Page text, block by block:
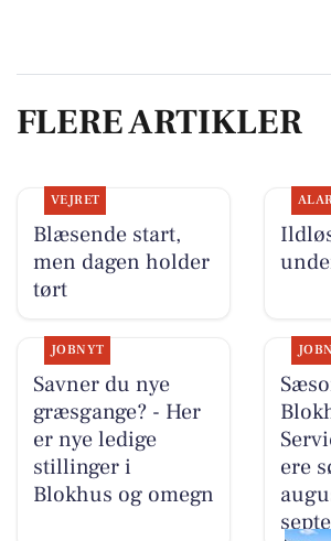
FLERE ARTIKLER
VEJRET
Blæsende start,
men dagen holder
tørt
JOBNYT
Savner du nye
græsgange? - Her
er nye ledige
stillinger i
Blokhus og omegn
ere